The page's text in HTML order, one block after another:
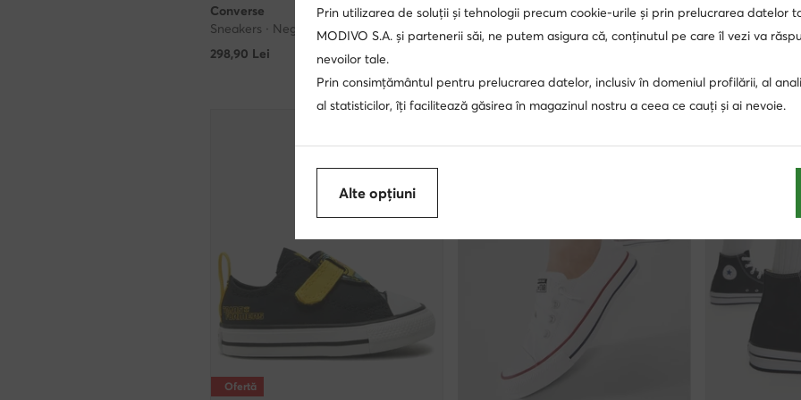
Converse
Sneakers · Negru
298,90 Lei
Converse
Sneakers · Alb
Cel mai mic preț319,90 Lei-8%
Converse
Rucsac ·
Cel mai mic preț
Ofertă
Prin utilizarea de soluții și tehnologii precum cookie-urile și prin prelucrarea datelor
MODIVO S.A. și partenerii săi, ne putem asigura că, conținutul pe care îl vezi va
nevoilor tale.
Prin consimțământul pentru prelucrarea datelor, inclusiv în domeniul profilării, al
al statisticilor, îți facilitează găsirea în magazinul nostru a ceea ce cauți și ai nevoie.
Alte opțiuni